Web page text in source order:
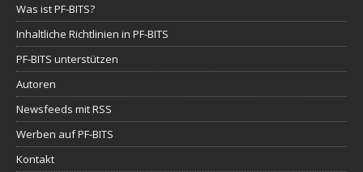
Was ist PF-BITS?
Inhaltliche Richtlinien in PF-BITS
PF-BITS unterstützen
Autoren
Newsfeeds mit RSS
Werben auf PF-BITS
Kontakt